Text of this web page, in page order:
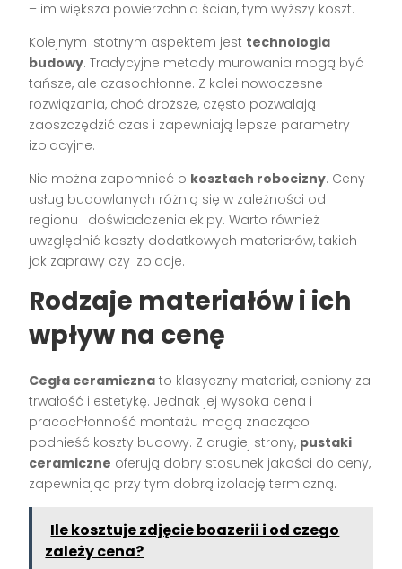
– im większa powierzchnia ścian, tym wyższy koszt.
Kolejnym istotnym aspektem jest technologia
budowy. Tradycyjne metody murowania mogą być
tańsze, ale czasochłonne. Z kolei nowoczesne
rozwiązania, choć droższe, często pozwalają
zaoszczędzić czas i zapewniają lepsze parametry
izolacyjne.
Nie można zapomnieć o kosztach robocizny. Ceny
usług budowlanych różnią się w zależności od
regionu i doświadczenia ekipy. Warto również
uwzględnić koszty dodatkowych materiałów, takich
jak zaprawy czy izolacje.
Rodzaje materiałów i ich
wpływ na cenę
Cegła ceramiczna to klasyczny materiał, ceniony za
trwałość i estetykę. Jednak jej wysoka cena i
pracochłonność montażu mogą znacząco
podnieść koszty budowy. Z drugiej strony, pustaki
ceramiczne oferują dobry stosunek jakości do ceny,
zapewniając przy tym dobrą izolację termiczną.
Ile kosztuje zdjęcie boazerii i od czego
zależy cena?